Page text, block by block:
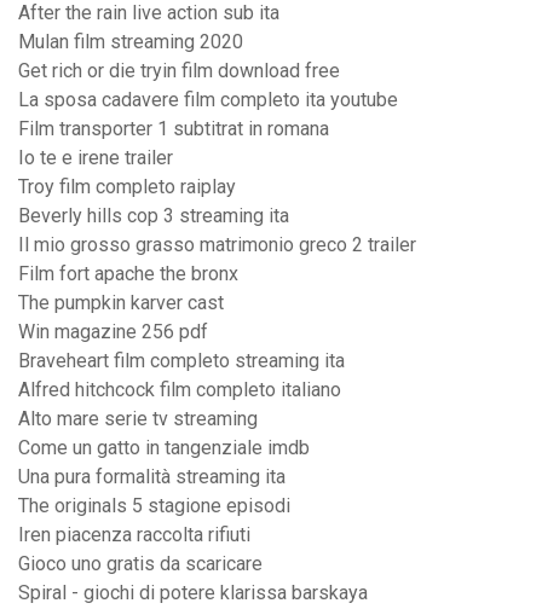
After the rain live action sub ita
Mulan film streaming 2020
Get rich or die tryin film download free
La sposa cadavere film completo ita youtube
Film transporter 1 subtitrat in romana
Io te e irene trailer
Troy film completo raiplay
Beverly hills cop 3 streaming ita
Il mio grosso grasso matrimonio greco 2 trailer
Film fort apache the bronx
The pumpkin karver cast
Win magazine 256 pdf
Braveheart film completo streaming ita
Alfred hitchcock film completo italiano
Alto mare serie tv streaming
Come un gatto in tangenziale imdb
Una pura formalità streaming ita
The originals 5 stagione episodi
Iren piacenza raccolta rifiuti
Gioco uno gratis da scaricare
Spiral - giochi di potere klarissa barskaya